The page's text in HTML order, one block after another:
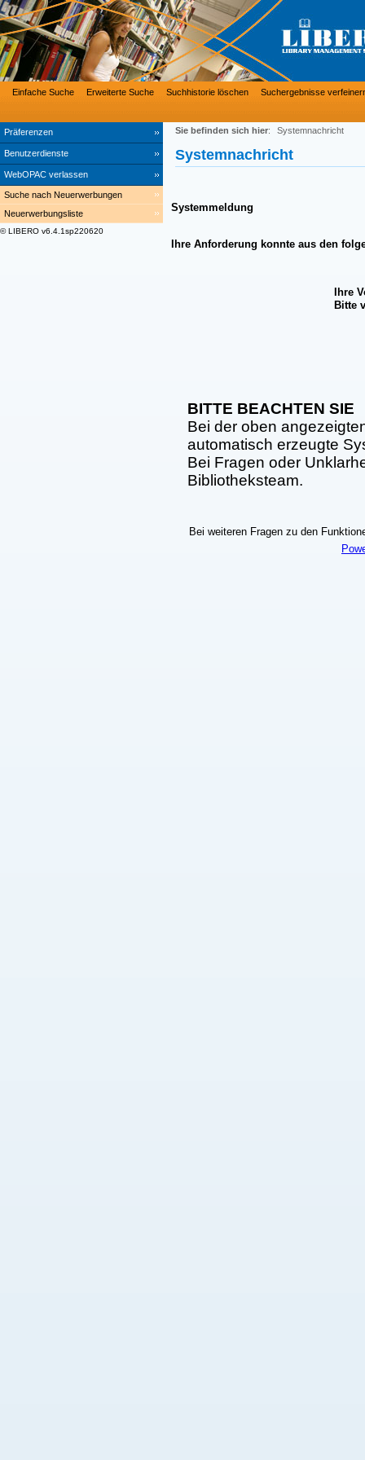
Präferenzen
Benutzerdienste
WebOPAC verlassen
Einfache Suche Erweiterte Suche Suchhistorie löschen Suchergebnisse
Suche nach Neuerwerbungen
Neuerwerbungsliste
© LIBERO v6.4.1sp220620
Sie befinden sich hier: Systemnachricht
Systemnachricht
Systemmeldung
Ihre Anforderung konnte aus den
Ihre
Bitte
BITTE BEACHTEN SIE
Bei der oben
automatisch erzeugte
Bei Fragen oder
Bibliotheksteam.
Bei weiteren Fragen zu den